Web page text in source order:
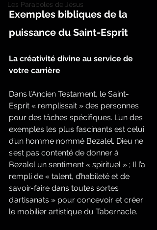
Les Paraboles de Jésus
Exemples bibliques de la
puissance du Saint-Esprit
La créativité divine au service de
votre carrière
Dans l’Ancien Testament, le Saint-
Esprit « remplissait » des personnes
pour des tâches spécifiques. L’un des
exemples les plus fascinants est celui
d’un homme nommé Bezalel. Dieu ne
s’est pas contenté de donner à
Bezalel un sentiment « spirituel » ; Il l’a
rempli de « talent, d’habileté et de
savoir-faire dans toutes sortes
d’artisanats » pour concevoir et créer
le mobilier artistique du Tabernacle.